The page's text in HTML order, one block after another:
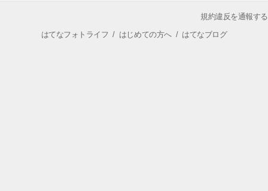
規約違反を通報する
はてなフォトライフ / はじめての方へ/ はてなブログ